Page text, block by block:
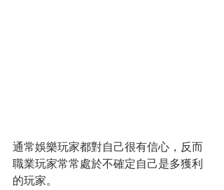
通常娛樂玩家都對自己很有信心，反而
職業玩家常常處於不確定自己是多獲利
的玩家。